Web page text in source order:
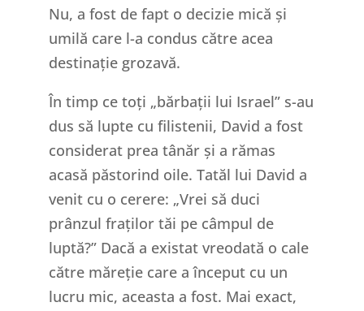
Nu, a fost de fapt o decizie mică și
umilă care l-a condus către acea
destinație grozavă.
În timp ce toți „bărbații lui Israel” s-au
dus să lupte cu filistenii, David a fost
considerat prea tânăr și a rămas
acasă păstorind oile. Tatăl lui David a
venit cu o cerere: „Vrei să duci
prânzul fraților tăi pe câmpul de
luptă?” Dacă a existat vreodată o cale
către măreție care a început cu un
lucru mic, aceasta a fost. Mai exact,